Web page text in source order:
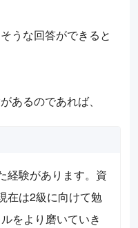
うな回答ができると
あるのであれば、
経験があります。資
在は2級に向けて勉
をより磨いていき